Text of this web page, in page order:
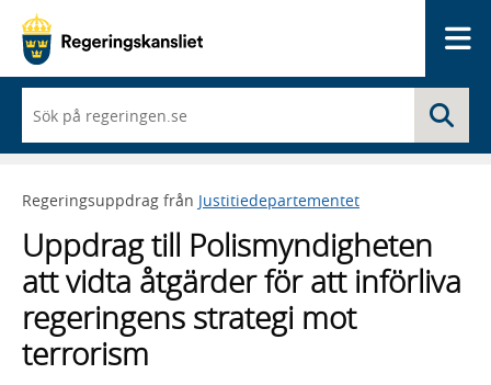
du
börjar
skriva
framträder
lista
med
sökförslag
Regeringsuppdrag från Justitiedepartementet
Uppdrag till Polismyndigheten
att vidta åtgärder för att införliva
regeringens strategi mot
terrorism